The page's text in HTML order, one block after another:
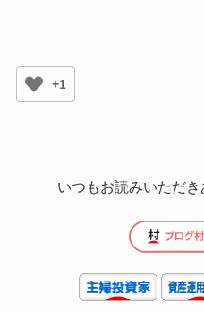
+1
いつもお読みいただ